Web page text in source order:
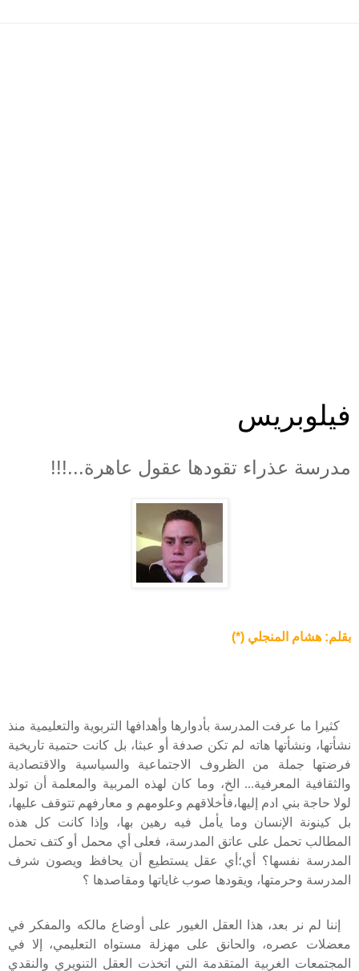
فيلوبريس
مدرسة عذراء تقودها عقول عاهرة...!!!
بقلم: هشام المنجلي (*)
كثيرا ما عرفت المدرسة بأدوارها وأهدافها التربوية والتعليمية منذ
نشأتها، ونشأتها هاته لم تكن صدفة أو عبثا، بل كانت حتمية تاريخية
فرضتها جملة من الظروف الاجتماعية والسياسية والاقتصادية
والثقافية المعرفية... الخ، وما كان لهذه المربية والمعلمة أن تولد
لولا حاجة بني ادم إليها،فأخلاقهم وعلومهم و معارفهم تتوقف عليها،
بل كينونة الإنسان وما يأمل فيه رهين بها، وإذا كانت كل هذه
المطالب تحمل على عاتق المدرسة، فعلى أي محمل أو كتف تحمل
المدرسة نفسها؟
أي؛أي عقل يستطيع أن يحافظ ويصون شرف
المدرسة وحرمتها، ويقودها صوب غاياتها ومقاصدها ؟
إننا لم نر بعد، هذا العقل الغيور
على أوضاع مالكه والمفكر في
معضلات عصره، والحانق على مهزلة مستواه التعليمي،
إلا في
المجتمعات الغربية المتقدمة التي اتخذت العقل التنويري والنقدي